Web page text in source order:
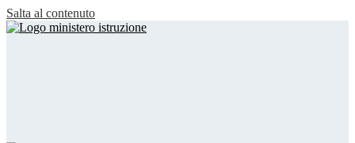
Salta al contenuto